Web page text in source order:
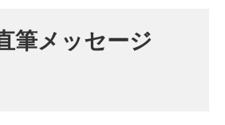
筆メッセージ